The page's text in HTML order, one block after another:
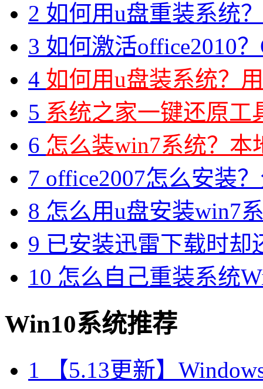
2 如何用u盘重装系统
3 如何激活office2010
4 如何用u盘装系统？
5 系统之家一键还原工
6 怎么装win7系统？本
7 office2007怎么安装
8 怎么用u盘安装win7
9 已安装迅雷下载时却
10 怎么自己重装系统
Win10系统推荐
1 【5.13更新】